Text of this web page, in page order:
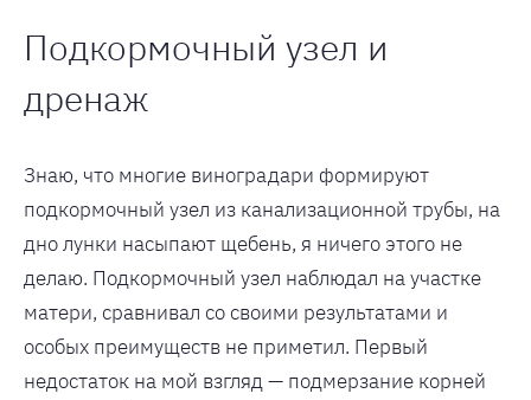
Подкормочный узел и
дренаж
Знаю, что многие виноградари формируют
подкормочный узел из канализационной трубы, на
дно лунки насыпают щебень, я ничего этого не
делаю. Подкормочный узел наблюдал на участке
матери, сравнивал со своими результатами и
особых преимуществ не приметил. Первый
недостаток на мой взгляд — подмерзание корней